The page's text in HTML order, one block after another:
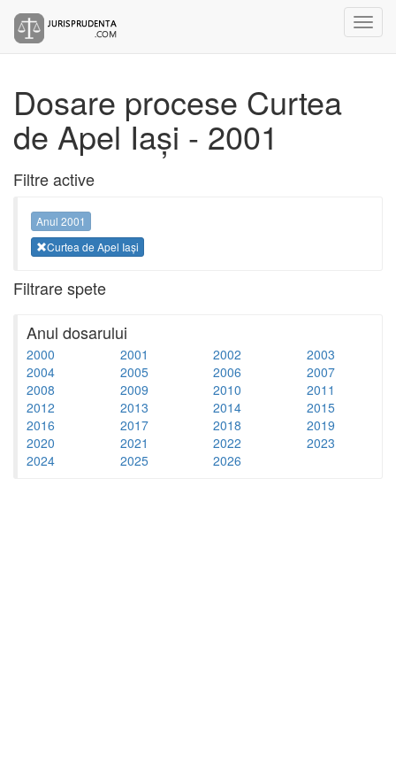
Dosare procese Curtea
de Apel Iași - 2001
Filtre active
Anul 2001
Curtea de Apel Iași
Filtrare spete
Anul dosarului
2000 2001 2002
2003
2004
2005 2006
2007
2008
2009 2010
2011
2012
2013 2014
2015
2016
2017 2018
2019
2020
2021 2022
2023
2024
2025 2026